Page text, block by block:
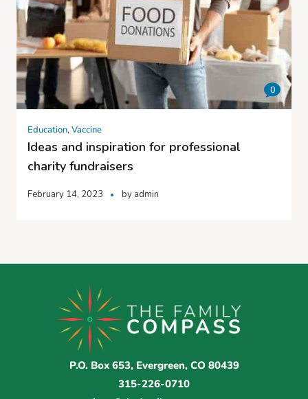
0
Education,Vaccine
Ideas and inspiration for professional
charity fundraisers
February 14, 2023 by admin
P.O. Box 653, Evergreen, CO 80439
315-226-0710